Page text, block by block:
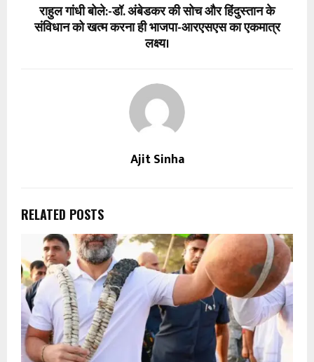
राहुल गांधी बोले:-डॉ. अंबेडकर की सोच और हिंदुस्तान के
संविधान को खत्म करना ही भाजपा-आरएसएस का एकमात्र
लक्ष्य।
Ajit Sinha
RELATED POSTS